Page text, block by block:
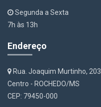
Segunda a Sexta
7h às 13h
Endereço
Rua. Joaquim Murtinho, 203
Centro - ROCHEDO/MS
CEP: 79450-000